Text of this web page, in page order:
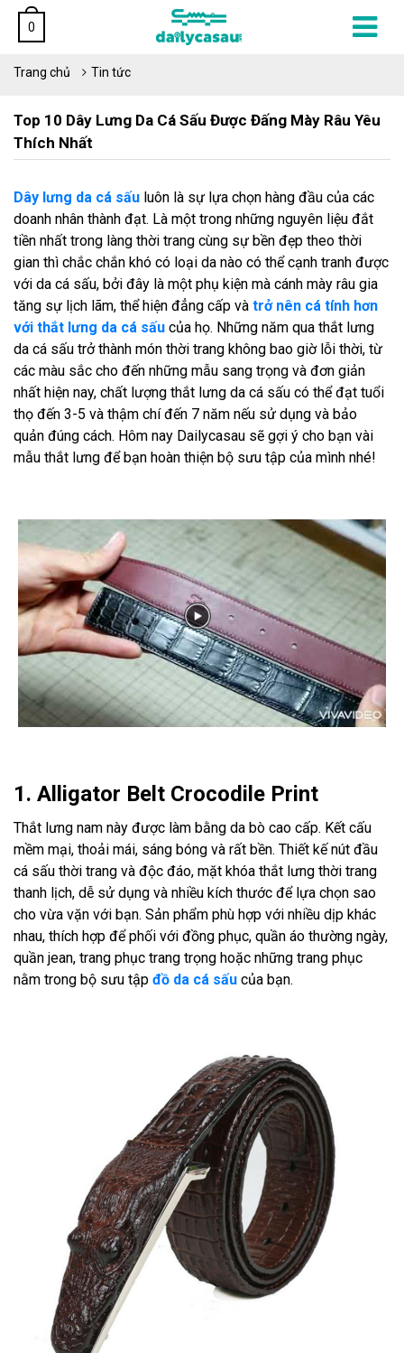
0
Trang chủ Tin tức
Top 10 Dây Lưng Da Cá Sấu Được Đấng Mày Râu Yêu
Thích Nhất
Dây lưng da cá sấu luôn là sự lựa chọn hàng đầu của các
doanh nhân thành đạt. Là một trong những nguyên liệu đắt
tiền nhất trong làng thời trang cùng sự bền đẹp theo thời
gian thì chắc chắn khó có loại da nào có thể cạnh tranh được
với da cá sấu, bởi đây là một phụ kiện mà cánh mày râu gia
tăng sự lịch lãm, thể hiện đẳng cấp và trở nên cá tính hơn
với thắt lưng da cá sấu của họ. Những năm qua thắt lưng
da cá sấu trở thành món thời trang không bao giờ lỗi thời, từ
các màu sắc cho đến những mẫu sang trọng và đơn giản
nhất hiện nay, chất lượng thắt lưng da cá sấu có thể đạt tuổi
thọ đến 3-5 và thậm chí đến 7 năm nếu sử dụng và bảo
quản đúng cách. Hôm nay Dailycasau sẽ gợi ý cho bạn vài
mẫu thắt lưng để bạn hoàn thiện bộ sưu tập của mình nhé!
1. Alligator Belt Crocodile Print
Thắt lưng nam này được làm bằng da bò cao cấp. Kết cấu
mềm mại, thoải mái, sáng bóng và rất bền. Thiết kế nút đầu
cá sấu thời trang và độc đáo, mặt khóa thắt lưng thời trang
thanh lịch, dễ sử dụng và nhiều kích thước để lựa chọn sao
cho vừa vặn với bạn. Sản phẩm phù hợp với nhiều dịp khác
nhau, thích hợp để phối với đồng phục, quần áo thường ngày,
quần jean, trang phục trang trọng hoặc những trang phục
nằm trong bộ sưu tập đồ da cá sấu của bạn.